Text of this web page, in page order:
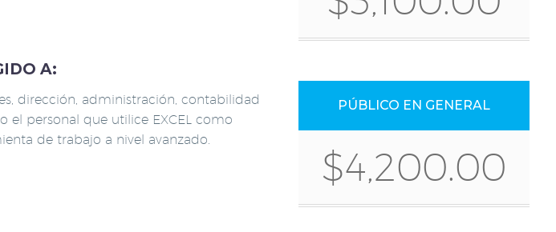
A:
dirección, administración, contabilidad
el personal que utilice EXCEL como
de trabajo a nivel avanzado.
PÚBLICO EN GENERAL
$4,200.00